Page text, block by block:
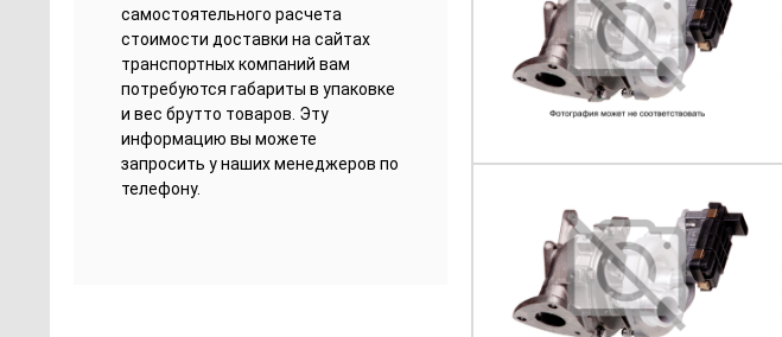
самостоятельного расчета
стоимости доставки на сайтах
транспортных компаний вам
потребуются габариты в упаковке
и вес брутто товаров. Эту
информацию вы можете
запросить у наших менеджеров по
телефону.